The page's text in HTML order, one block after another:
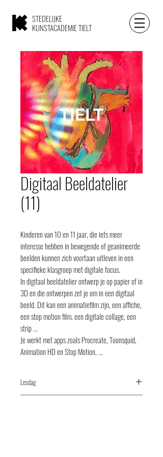
STEDELIJKE
KUNSTACADEMIE TIELT
Digitaal Beeldatelier
(11)
Kinderen van 10 en 11 jaar, die iets meer
interesse hebben in bewegende of geanimeerde
beelden kunnen zich voortaan uitleven in een
specifieke klasgroep met digitale focus.
In digitaal beeldatelier ontwerp je op papier of in
3D en die ontwerpen zet je om in een digitaal
beeld. Dit kan een animatiefilm zijn, een affiche,
een stop motion film, een digitale collage, een
strip ...
Je werkt met apps zoals Procreate, Toonsquid,
Animation HD en Stop Motion, ...
Lesdag